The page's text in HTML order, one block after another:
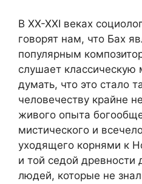
В XX-XXI веках
говорят нам, что Бах
популярным
слушает
думать, что это стало
человечеству крайне
живого опыта
мистического и
уходящего корнями к
и той седой древности
людей, которые не